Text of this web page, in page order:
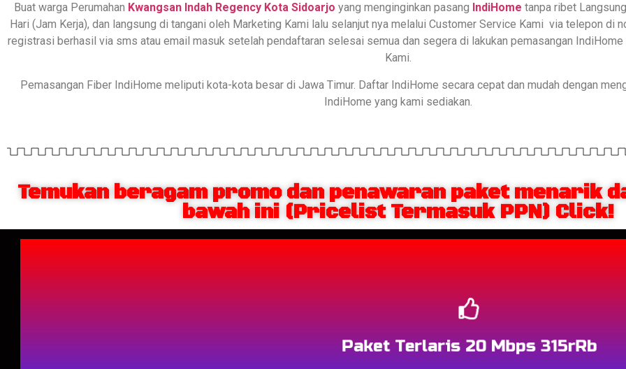
Buat warga Perumahan Kwangsan Indah Regency Kota Sidoarjo yang menginginkan pasang IndiHome tanpa ribet
Hari (Jam Kerja), dan langsung di tangani oleh Marketing Kami lalu selanjut nya melalui Customer Service Kami via telepon di
registrasi berhasil via sms atau email masuk setelah pendaftaran selesai semua dan segera di lakukan pemasangan
Kami.
Pemasangan Fiber IndiHome meliputi kota-kota besar di Jawa Timur. Daftar IndiHome secara cepat dan mudah dengan
IndiHome yang kami sediakan.
Temukan beragam promo dan penawaran paket menarik
bawah ini (Pricelist Termasuk PPN) Click!
Paket Terlaris 20 Mbps 315rRb